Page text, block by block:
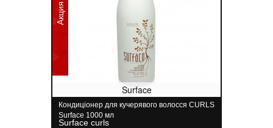
Акция
Surface
Кондиціонер для кучерявого волосся CURLS
Surface 1000 мл
Surface curls